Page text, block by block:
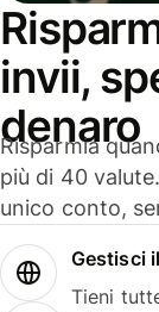
invii,
denaro
Risparmia
più di 40
unico conto,
Gestisci
Tieni